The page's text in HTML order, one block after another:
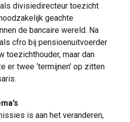
als divisiedirecteur toezicht
geachte
de bancaire wereld. Na
cfro bij pensioenuitvoerder
toezichthouder, maar dan
er twee ‘termijnen’ op zitten
is aan het veranderen,